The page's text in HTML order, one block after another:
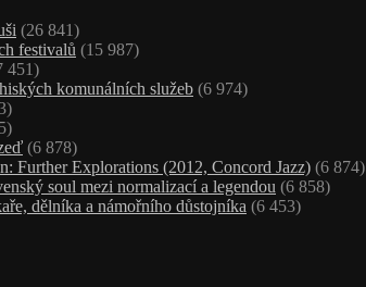
(26 841)
festivalů (15 987)
451)
komunálních služeb (6 974)
(6 878)
Further Explorations (2012, Concord Jazz) (6 874)
soul mezi normalizací a legendou (6 858)
dělníka a námořního důstojníka (6 453)